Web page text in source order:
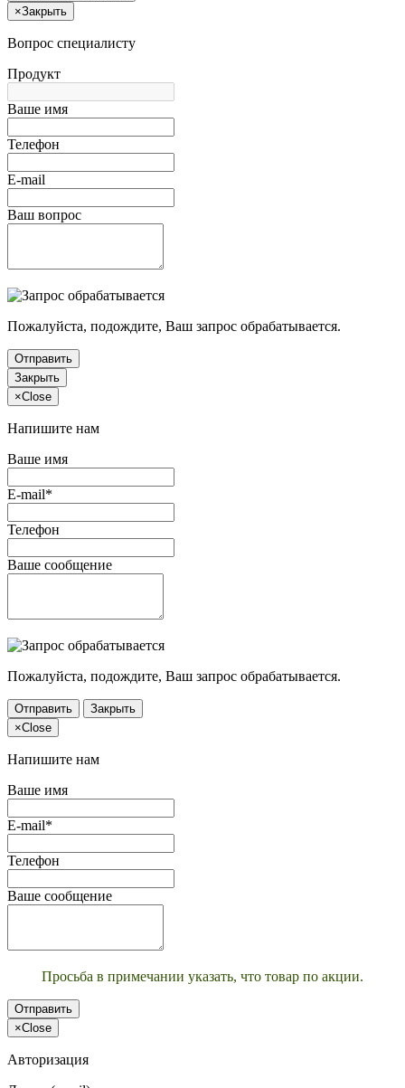
×Закрыть
Вопрос специалисту
Продукт
Ваше имя
Телефон
E-mail
Ваш вопрос
Пожалуйста, подождите, Ваш запрос обрабатывается.
Отправить
Закрыть
×Close
Напишите нам
Ваше имя
E-mail*
Телефон
Ваше сообщение
Пожалуйста, подождите, Ваш запрос обрабатывается.
Отправить
Закрыть
×Close
Напишите нам
Ваше имя
E-mail*
Телефон
Ваше сообщение
Просьба в примечании указать, что товар по акции.
Отправить
×Close
Авторизация